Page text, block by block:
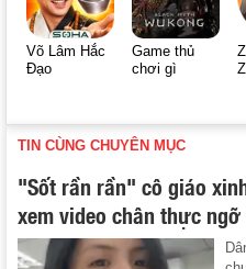
Võ Lâm Hắc
Đạo
Game thủ
chơi gì
TIN CÙNG CHUYÊN MỤC
"Sốt rần rần" cô giáo
xem video chân thực